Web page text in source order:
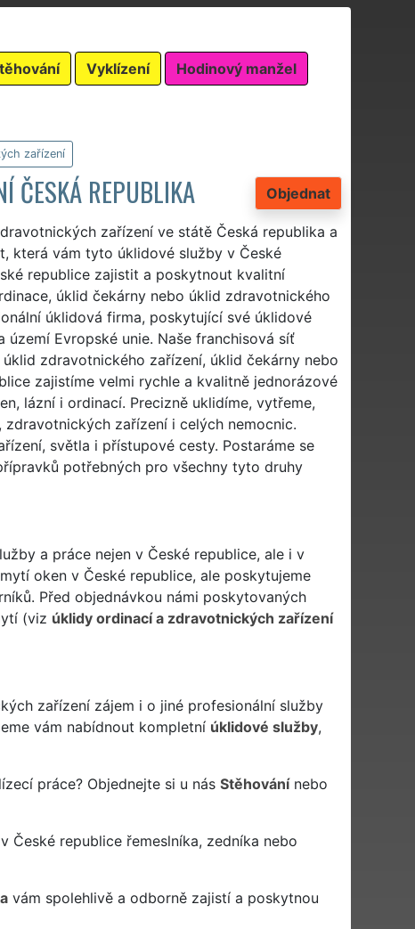
Vyklízení Hodinový manžel
zařízení
Objednat
ČESKÁ REPUBLIKA
zařízení ve státě Česká republika a
která vám tyto úklidové služby v České
republice zajistit a poskytnout kvalitní
úklid čekárny nebo úklid zdravotnického
úklidová firma, poskytující své úklidové
Evropské unie. Naše franchisová síť
zdravotnického zařízení, úklid čekárny nebo
zajistíme velmi rychle a kvalitně jednorázové
lázní i ordinací. Precizně uklidíme, vytřeme,
zařízení i celých nemocnic.
světla i přístupové cesty. Postaráme se
potřebných pro všechny tyto druhy
a práce nejen v České republice, ale i v
oken v České republice, ale poskytujeme
Před objednávkou námi poskytovaných
(viz úklidy ordinací a zdravotnických zařízení
zařízení zájem i o jiné profesionální služby
vám nabídnout kompletní úklidové služby,
práce? Objednejte si u nás Stěhovánínebo
České republice řemeslníka, zedníka nebo
vám spolehlivě a odborně zajistí a poskytnou